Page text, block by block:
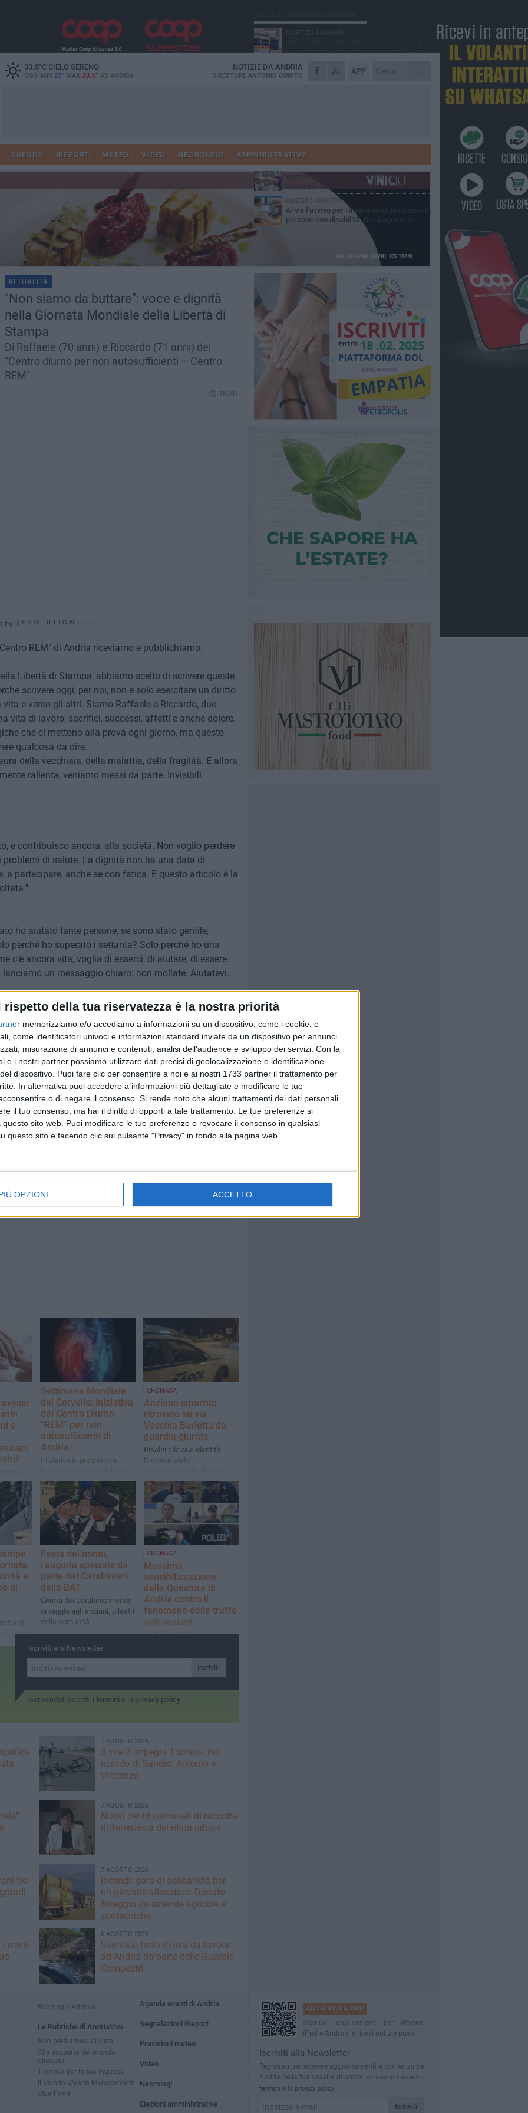
rispetto della tua riservatezza è la nostra priorità
memorizziamo e/o accediamo a informazioni su un dispositivo, come i cookie, e
come identificatori univoci e informazioni standard inviate da un dispositivo per annunci
misurazione di annunci e contenuti, analisi dell'audience e sviluppo dei servizi. Con la
e i nostri partner possiamo utilizzare dati precisi di geolocalizzazione e identificazione
dispositivo. Puoi fare clic per consentire a noi e ai nostri 1733 partner il trattamento per
In alternativa puoi accedere a informazioni più dettagliate e modificare le tue
o di negare il consenso. Si rende noto che alcuni trattamenti dei dati personali
il tuo consenso, ma hai il diritto di opporti a tale trattamento. Le tue preferenze si
sito web. Puoi modificare le tue preferenze o revocare il consenso in qualsiasi
questo sito e facendo clic sul pulsante "Privacy" in fondo alla pagina web.
OPZIONI ACCETTO
33.5°CCIELO SERENO
OGGI MIN 25° MAX 33.5° AD ANDRIA
APP
NOTIZIE DA ANDRIA
DIRETTORE ANTONIO QUINTO
AGENDA IREPORT METEO VIDEO NECROLOGI AMMINISTRATIVE
ATTUALITÀ
"Non siamo da buttare": voce e dignità
nella Giornata Mondiale della Libertà di
Stampa
Di Raffaele (70 anni) e Riccardo (71 anni) del
“Centro diurno per non autosufficienti – Centro
REM”
18.30
by
REM" di Andria riceviamo e pubblichiamo:
Libertà di Stampa, abbiamo scelto di scrivere queste
scrivere oggi, per noi, non è solo esercitare un diritto.
e verso gli altri. Siamo Raffaele e Riccardo, due
vita di lavoro, sacrifici, successi, affetti e anche dolore.
che ci mettono alla prova ogni giorno, ma questo
qualcosa da dire.
della vecchiaia, della malattia, della fragilità. E allora
rallenta, veniamo messi da parte. Invisibili.
e contribuisco ancora, alla società. Non voglio perdere
di salute. La dignità non ha una data di
a partecipare, anche se con fatica. E questo articolo è la
ho aiutato tante persone, se sono stato gentile,
perché ho superato i settanta? Solo perché ho una
c'è ancora vita, voglia di esserci, di aiutare, di essere
lanciamo un messaggio chiaro: non mollate. Aiutatevi.
per chi lotta ogni giorno contro il peso della
di non contare più nulla. Non è vero. C'è ancora vita.
nel cammino, anche se zoppicante.
a chi rischia di essere dimenticato. Dare spazio a
molto da offrire.
per ricordarvelo. Non siamo da buttare. E nemmeno
a vivere. E, soprattutto, continuate ad amare».
PER DEMENZE REM
del
e
Settimana Mondiale
del Cervello: iniziativa
del Centro Diurno
“REM” per non
autosufficienti di
Andria
Iniziativa in programma
10:00
CRONACA
Anziano smarrito
ritrovato su via
Vecchia Barletta da
guardia giurata
Risaliti alla sua identità
l'uomo è stato
abitazione da una pattuglia
della Polizia Locale
e
di
tra gli
e i cani
Festa dei nonni,
l'augurio speciale da
parte dei Carabinieri
della BAT
L’Arma dei Carabinieri rende
omaggio agli anziani, pilastri
della comunità
CRONACA
Massima
sensibilizzazione
della Questura di
Andria contro il
fenomeno delle truffe
agli anziani
La Polizia di Stato promuove
feriscono non solo il
portafoglio ma anche la
Iscriviti alla Newsletter
Iscriviti
Iscrivendoti accetti i termini e la privacy policy
7 AGOSTO 2026
3 vite 2 impegni 1 strada, nel
ricordo di Sandro, Antonio e
Vincenzo
7 AGOSTO 2026
Nuovi centri comunali di raccolta
differenziata dei rifiuti urbani
tre
7 AGOSTO 2026
Incendi: gara di solidarietà per
un giovane allevatore. Donato
foraggio da aziende agricole e
zootecniche
i nove
6 AGOSTO 2026
Sventato furto di uva da tavola
ad Andria da parte delle Guardie
Campestri
scoperta: trovato morto un uomo di 55 anni
SABATO 1 AGOSTO
"3 vite. 2 impegni. 1 strada": ad Andria
Scompare prematuramente l'avvocato
Beppe Tortora
MARTEDÌ 4 AGOSTO
Andria saluta mons. Agostino Superbo:
celebrati i funerali - FOTO
LUNEDÌ 3 AGOSTO
Al via l’avviso per l’inserimento lavorativo di
persone con disabilità. Dal 5 agosto le
domande
Running e Atletica
Le Rubriche di AndriaViva
Non perdiamoci di vista
Alla scoperta del mondo
olivicolo
T-innova per la tua impresa
Il Mondo Wealth Management
Viva Food
Agenda eventi di Andria
Segnalazioni iReport
Previsioni meteo
Video
Necrologi
Elezioni amministrative
ANDRIAVIVA APP
Scarica l'applicazione per iPhone,
iPad e Android e ricevi notizie push
Iscriviti alla Newsletter
Registrati per ricevere aggiornamenti e contenuti da
Andria nella tua casella di posta Iscrivendoti accetti i
termini e la privacy policy
Iscriviti